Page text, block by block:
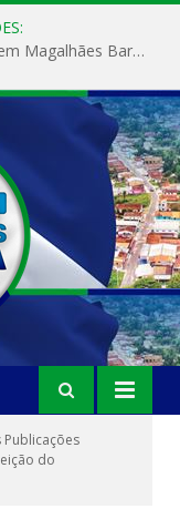
Campeonato Municipal 2026 tem início em Magalhães Barata com grande participação da população
Publicações
do